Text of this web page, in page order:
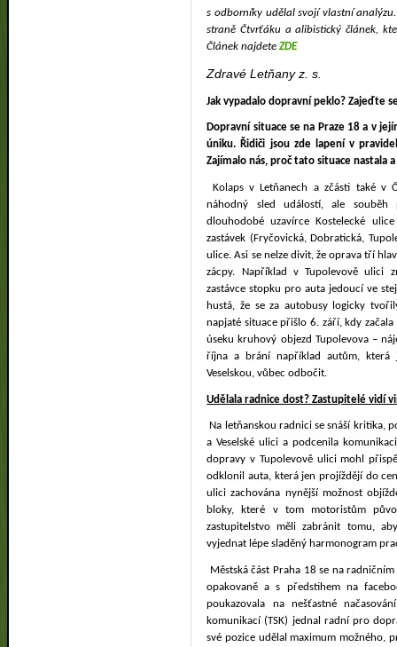
s odborníky udělal svojí vlastní
straně Čtvrťáku a alibistický článek,
Článek najdeteZDE
Zdravé Letňany z. s.
Jak vypadalo dopravní peklo? Zajeďte
Dopravní situace se na Praze 18 a v
úniku. Řidiči jsou zde lapení v
Zajímalo nás, proč tato situace nastala
Kolaps v Letňanech a zčásti také v
náhodný sled událostí, ale souběh
dlouhodobé uzavírce Kostelecké
zastávek (Fryčovická, Dobratická,
ulice. Asi se nelze divit, že oprava tří
zácpy. Například v Tupolevově ulici
zastávce stopku pro auta jedoucí ve
hustá, že se za autobusy logicky
napjaté situace přišlo 6. září, kdy
úseku kruhový objezd Tupolevova –
října a brání například autům, která
Veselskou, vůbec odbočit.
Udělala radnice dost? Zastupitelé vidí
Na letňanskou radnici se snáší kritika,
a Veselské ulici a podcenila
dopravy v Tupolevově ulici mohl
odklonil auta, která jen projíždějí do
ulici zachována nynější možnost
bloky, které v tom motoristům
zastupitelstvo měli zabránit tomu,
vyjednat lépe sladěný harmonogram
Městská část Praha 18 se na
opakovaně a s předstihem na
poukazovala na nešťastné
komunikací (TSK) jednal radní pro
své pozice udělal maximum možného,